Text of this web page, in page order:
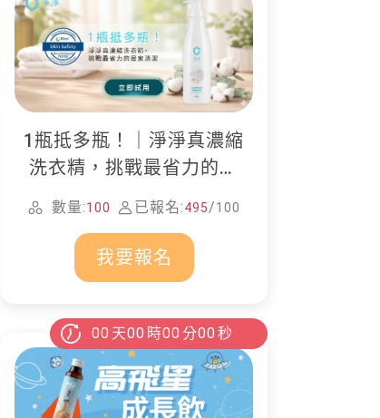
1瓶抵多瓶！｜淨淨真濃縮
洗衣精，挑戰最省力的居
家清潔
數量:100 已報名:495/100
我要報名
00 天00 時00 分00 秒